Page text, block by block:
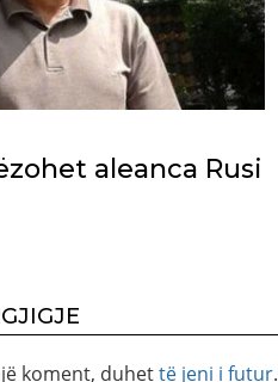
aleanca Rusi
koment, duhettë jeni i futur.